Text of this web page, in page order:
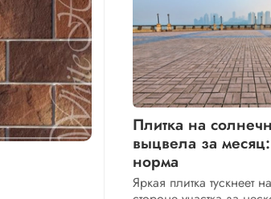
Плитка на
выцвела за
норма
Яркая плитка тускнеет